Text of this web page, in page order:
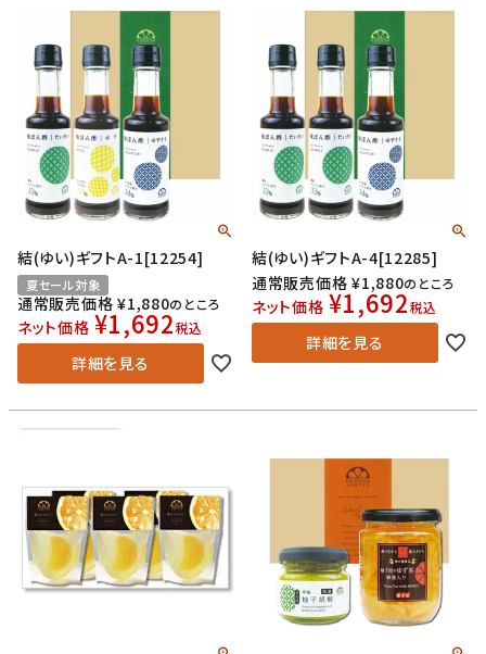
結(ゆい)ギフトA-1[12254]
夏セール対象
通常販売価格 ¥1,880のところ
ネット価格 ¥1,692税込
詳細を見る
結(ゆい)ギフトA-4[12285]
通常販売価格 ¥1,880のところ
ネット価格 ¥1,692税込
詳細を見る